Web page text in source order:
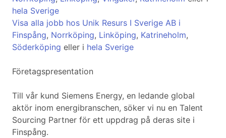
hela Sverige
Visa alla jobb hos Unik Resurs I Sverige AB i
Finspång, Norrköping, Linköping, Katrineholm,
Söderköping eller i hela Sverige
Företagspresentation
Till vår kund Siemens Energy, en ledande global
aktör inom energibranschen, söker vi nu en Talent
Sourcing Partner för ett uppdrag på deras site i
Finspång.